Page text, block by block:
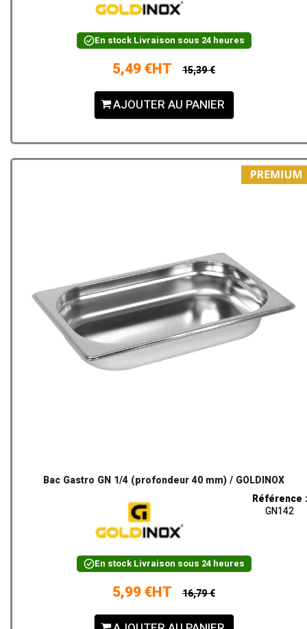
En stockLivraison sous 24 heures
5,49 €HT 15,39 €
AJOUTER AU PANIER
Bac Gastro GN 1/4 (profondeur 40 mm) / GOLDINOX
Référence :
GN142
En stockLivraison sous 24 heures
5,99 €HT 16,79 €